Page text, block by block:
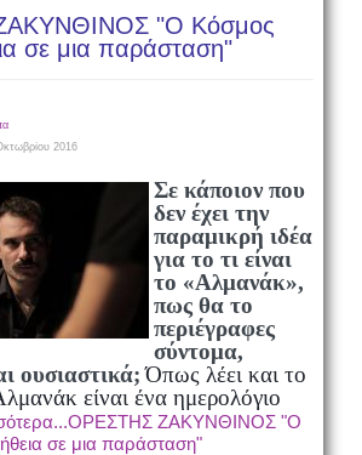
"Ο Κόσμος
σε μια παράσταση"
2016
Σε κάποιον που
δεν έχει την
παραμικρή ιδέα
για το τι είναι
το «Αλμανάκ»,
πως θα το
περιέγραφες
σύντομα,
ουσιαστικά; Όπως λέει και το
είναι ένα ημερολόγιο
ΖΑΚΥΝΘΙΝΟΣ "Ο
σε μια παράσταση"